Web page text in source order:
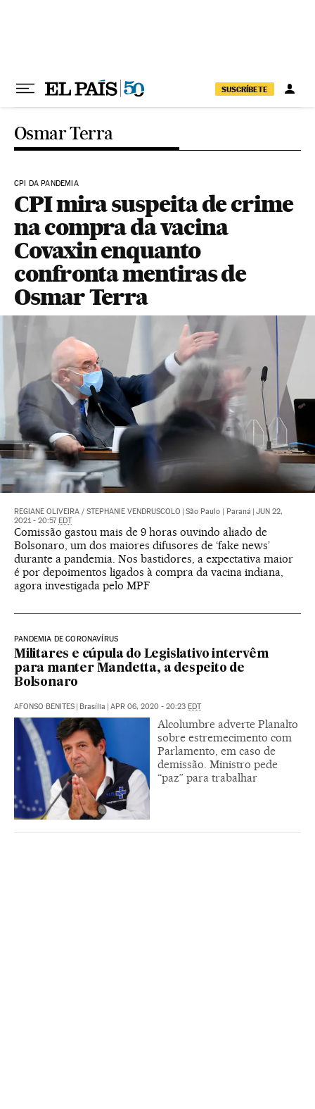
SUSCRÍBETE
Osmar Terra
CPI DA PANDEMIA
CPI mira suspeita de crime
na compra da vacina
Covaxin enquanto
confronta mentiras de
Osmar Terra
REGIANE OLIVEIRA / STEPHANIE VENDRUSCOLO São Paulo | Paraná
JUN 22,
2021 - 20:57 EDT
Comissão gastou mais de 9 horas ouvindo aliado de
Bolsonaro, um dos maiores difusores de ‘fake news’
durante a pandemia. Nos bastidores, a expectativa maior
é por depoimentos ligados à compra da vacina indiana,
agora investigada pelo MPF
PANDEMIA DE CORONAVÍRUS
Militares e cúpula do Legislativo intervêm
para manter Mandetta, a despeito de
Bolsonaro
AFONSO BENITES Brasília APR 06, 2020 - 20:23 EDT
Alcolumbre adverte Planalto
sobre estremecimento com
Parlamento, em caso de
demissão. Ministro pede
“paz” para trabalhar